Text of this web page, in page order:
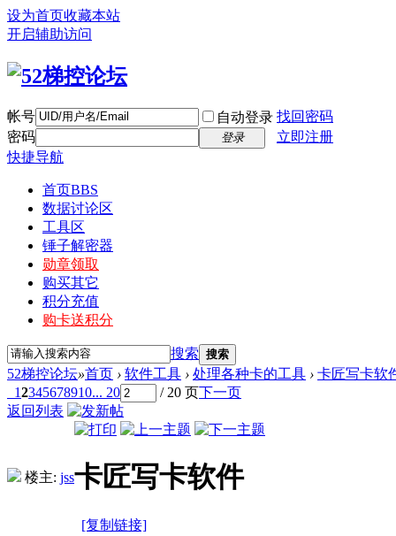
设为首页收藏本站
开启辅助访问
帐号 自动登录 找回密码
密码
登录
立即注册
快捷导航
首页BBS
数据讨论区
工具区
锤子解密器
勋章领取
购买其它
积分充值
购卡送积分
搜索 搜索
52梯控论坛»首页 › 软件工具 › 处理各种卡的工具 › 卡匠写卡软
12345678910... 20 / 20 页下一页
返回列表
楼主: jss卡匠写卡软件
[复制链接]